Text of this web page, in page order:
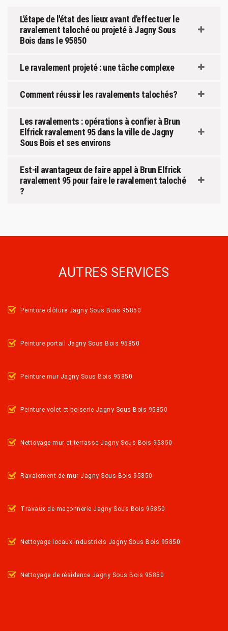
L'étape de l'état des lieux avant d'effectuer le
ravalement taloché ou projeté à Jagny Sous
Bois dans le 95850
Le ravalement projeté : une tâche complexe
Comment réussir les ravalements talochés?
Les ravalements : opérations à confier à Brun
Elfrick ravalement 95 dans la ville de Jagny
Sous Bois et ses environs
Est-il avantageux de faire appel à Brun Elfrick
ravalement 95 pour faire le ravalement taloché
?
AUTRES SERVICES
Peinture clôture Jagny Sous Bois 95850
Peinture portail Jagny Sous Bois 95850
Peinture mur Jagny Sous Bois 95850
Peinture volet et boiserie Jagny Sous Bois 95850
Nettoyage mur et terrasse Jagny Sous Bois 95850
Ravalement de mur Jagny Sous Bois 95850
Travaux de maçonnerie Jagny Sous Bois 95850
Nettoyage locaux industriels Jagny Sous Bois 95850
Nettoyage de résidence Jagny Sous Bois 95850